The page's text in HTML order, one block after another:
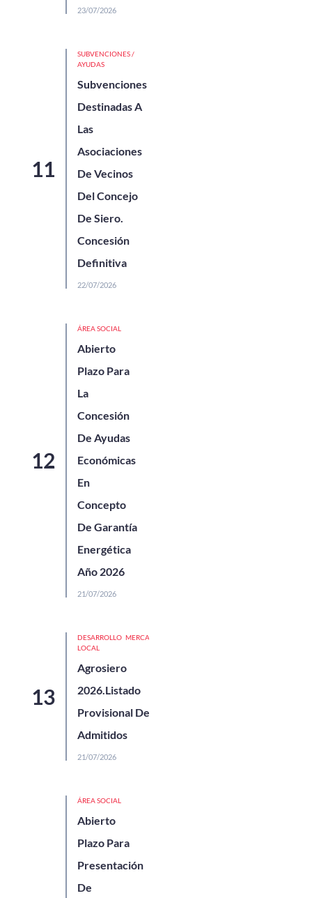
23/07/2026
SUBVENCIONES /
AYUDAS
Subvenciones
Destinadas A
Las
Asociaciones
De Vecinos
Del Concejo
De Siero.
Concesión
Definitiva
22/07/2026
ÁREA SOCIAL
Abierto
Plazo Para
La
Concesión
De Ayudas
Económicas
En
Concepto
De Garantía
Energética
Año 2026
21/07/2026
DESARROLLO
LOCAL
MERCADOS
Agrosiero
2026.Listado
Provisional De
Admitidos
21/07/2026
ÁREA SOCIAL
Abierto
Plazo Para
Presentación
De